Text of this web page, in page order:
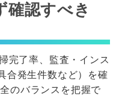
確認すべき
完了率、監査・インス
合発生件数など）を確
のバランスを把握で